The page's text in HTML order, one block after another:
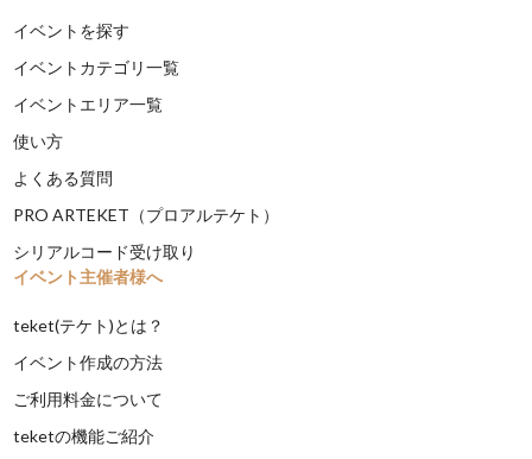
イベントを探す
イベントカテゴリ一覧
イベントエリア一覧
使い方
よくある質問
PRO ARTEKET（プロアルテケト）
シリアルコード受け取り
イベント主催者様へ
teket(テケト)とは？
イベント作成の方法
ご利用料金について
teketの機能ご紹介